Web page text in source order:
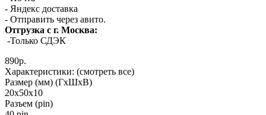
- Яндекс доставка
- Отправить через авито.
Отгрузка с г. Москва:
-Только СДЭК
890р.
Характеристики: (смотреть все)
Размер (мм) (ГхШхВ)
20x50x10
Разъем (pin)